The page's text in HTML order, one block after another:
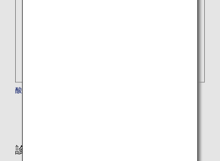
酸素濃縮器（POC）をご利用のお客様
診断書について